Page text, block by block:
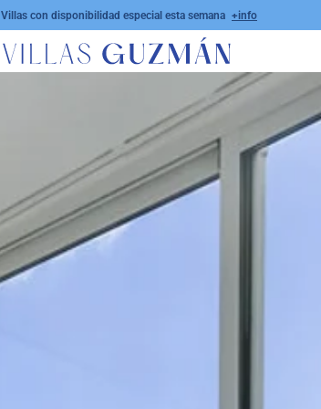
Villas con disponibilidad especial esta semana +info